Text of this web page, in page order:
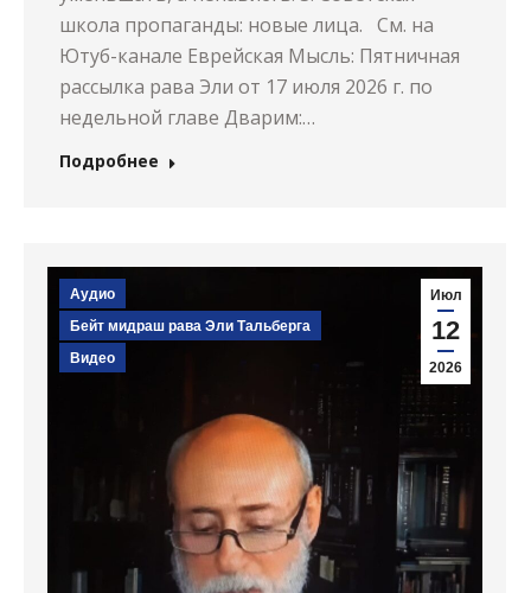
школа пропаганды: новые лица. См. на
Ютуб-канале Еврейская Мысль: Пятничная
рассылка рава Эли от 17 июля 2026 г. по
недельной главе Дварим:…
Подробнее
Июл
12
2026
Аудио
Бейт мидраш рава Эли Тальберга
Видео